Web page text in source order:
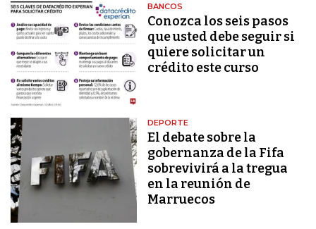
BANCOS
Conozca los seis pasos
que usted debe seguir si
quiere solicitar un
crédito este curso
DEPORTE
El debate sobre la
gobernanza de la Fifa
sobrevivirá a la tregua
en la reunión de
Marruecos